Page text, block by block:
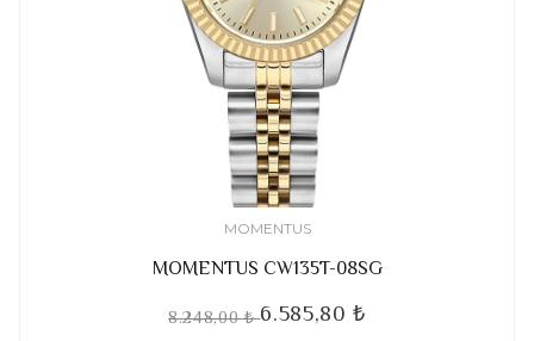
MOMENTUS
MOMENTUS CW135T-08SG
8.248,00 ₺6.585,80 ₺